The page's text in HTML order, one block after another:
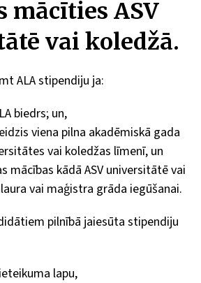
mācīties ASV
vai koledžā.
ALA stipendiju ja:
biedrs; un,
viena pilna akadēmiskā gada
vai koledžas līmenī, un
mācības kādā ASV universitātē vai
vai maģistra grāda iegūšanai.
pilnībā jaiesūta stipendiju
lapu,